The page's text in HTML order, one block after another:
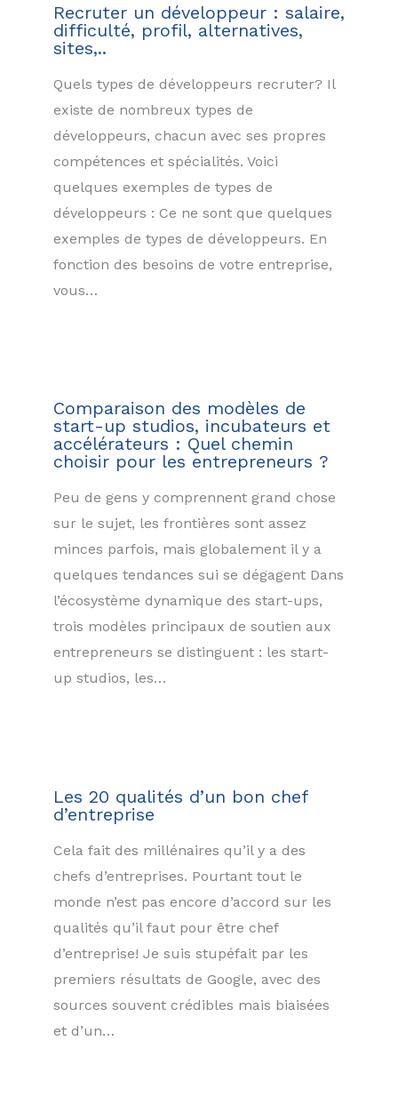
Recruter un développeur : salaire,
difficulté, profil, alternatives,
sites,..
Quels types de développeurs recruter? Il
existe de nombreux types de
développeurs, chacun avec ses propres
compétences et spécialités. Voici
quelques exemples de types de
développeurs : Ce ne sont que quelques
exemples de types de développeurs. En
fonction des besoins de votre entreprise,
vous…
Comparaison des modèles de
start-up studios, incubateurs et
accélérateurs : Quel chemin
choisir pour les entrepreneurs ?
Peu de gens y comprennent grand chose
sur le sujet, les frontières sont assez
minces parfois, mais globalement il y a
quelques tendances sui se dégagent Dans
l’écosystème dynamique des start-ups,
trois modèles principaux de soutien aux
entrepreneurs se distinguent : les start-
up studios, les…
Les 20 qualités d’un bon chef
d’entreprise
Cela fait des millénaires qu’il y a des
chefs d’entreprises. Pourtant tout le
monde n’est pas encore d’accord sur les
qualités qu’il faut pour être chef
d’entreprise! Je suis stupéfait par les
premiers résultats de Google, avec des
sources souvent crédibles mais biaisées
et d’un…